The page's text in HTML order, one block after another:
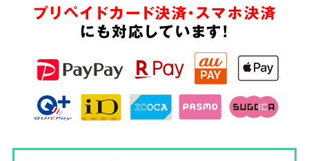
プリペイドカード決済・スマホ決済
にも対応しています!